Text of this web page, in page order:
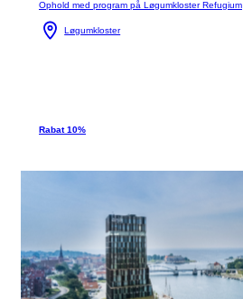
Ophold med program på Løgumkloster Refugium
Løgumkloster
Rabat 10%